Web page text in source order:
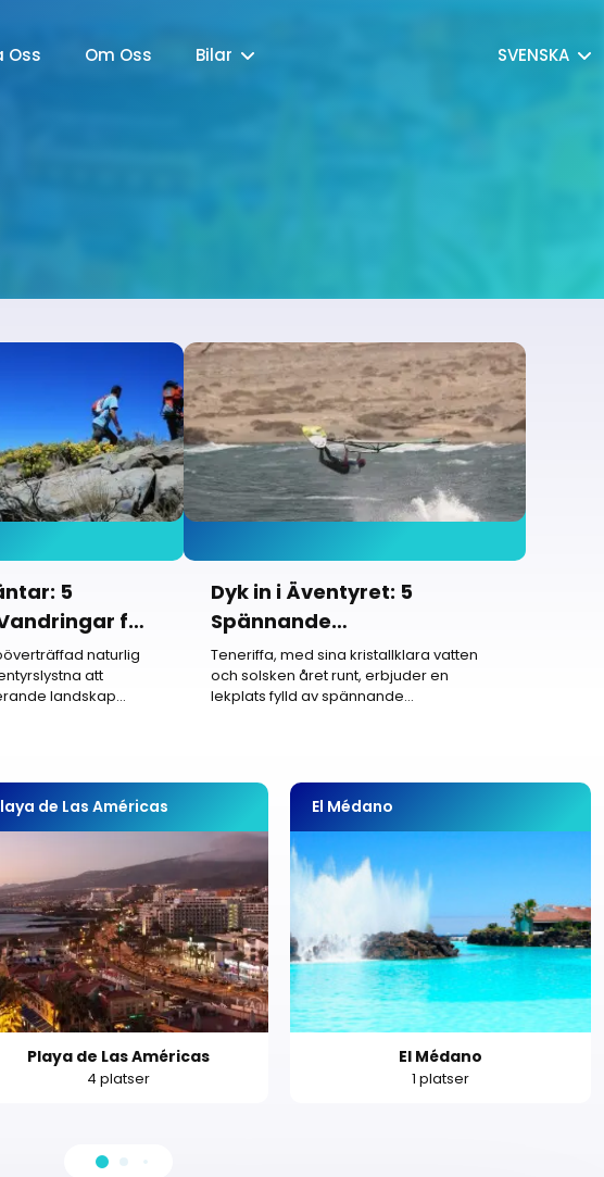
Oss Om Oss Bilar SVENSKA
5
för
naturlig
att
landskap
Dyk in i Äventyret: 5
Spännande
Vattenaktiviteter att
Uppleva på Teneriffa
Teneriffa, med sina kristallklara vatten
och solsken året runt, erbjuder en
lekplats fylld av spännande
de Las Américas
Playa de Las Américas
4 platser
El Médano
El Médano
1 platser